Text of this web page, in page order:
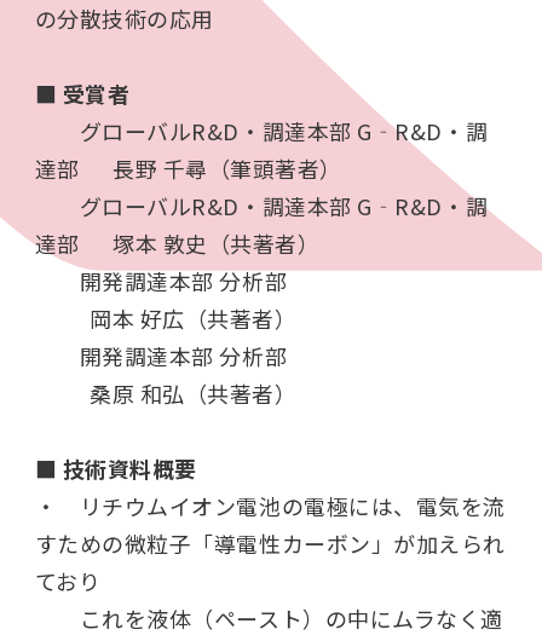
の分散技術の応用
■ 受賞者
グローバルR&D ・調達本部 G ‐R&D ・調
達部
長野 千尋（筆頭著者）
グローバルR&D ・調達本部 G ‐ R&D ・調
達部
塚本 敦史（共著者）
開発調達本部 分析部
岡本 好広（共著者）
開発調達本部 分析部
桑原 和弘（共著者）
■ 技術資料概要
・ リチウムイオン電池の電極には、電気を流
すための微粒子「導電性カーボン」が加えられ
ており
これを液体（ペースト）の中にムラなく適